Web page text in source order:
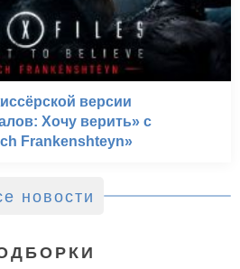
версии
Хочу верить» с
Frankenshteyn»
новости